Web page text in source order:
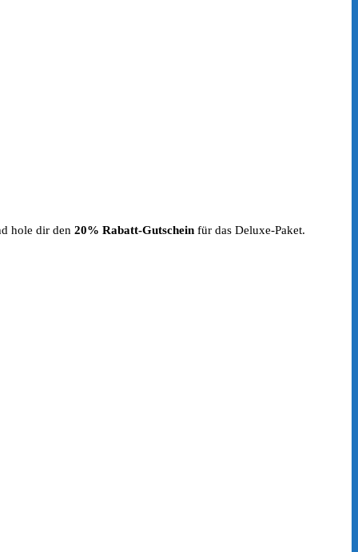
hole dir den 20% Rabatt-Gutschein für das Deluxe-Paket.